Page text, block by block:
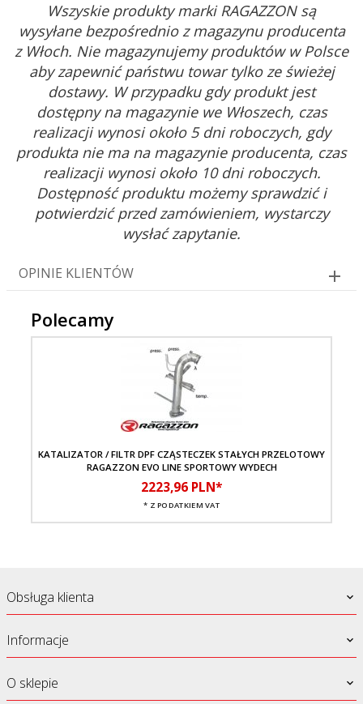
Wszyskie produkty marki RAGAZZON są
wysyłane bezpośrednio z magazynu producenta
z Włoch. Nie magazynujemy produktów w Polsce
aby zapewnić państwu towar tylko ze świeżej
dostawy. W przypadku gdy produkt jest
dostępny na magazynie we Włoszech, czas
realizacji wynosi około 5 dni roboczych, gdy
produkta nie ma na magazynie producenta, czas
realizacji wynosi około 10 dni roboczych.
Dostępność produktu możemy sprawdzić i
potwierdzić przed zamówieniem, wystarczy
wysłać zapytanie.
OPINIE KLIENTÓW
Polecamy
KATALIZATOR / FILTR DPF CZĄSTECZEK STAŁYCH PRZELOTOWY
RAGAZZON EVO LINE SPORTOWY WYDECH
2223,96 PLN*
* Z PODATKIEM VAT
Obsługa klienta
Informacje
O sklepie